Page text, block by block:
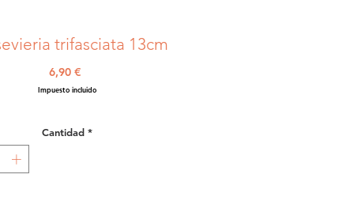
trifasciata 13cm
6,90 €
Impuesto incluido
Cantidad *